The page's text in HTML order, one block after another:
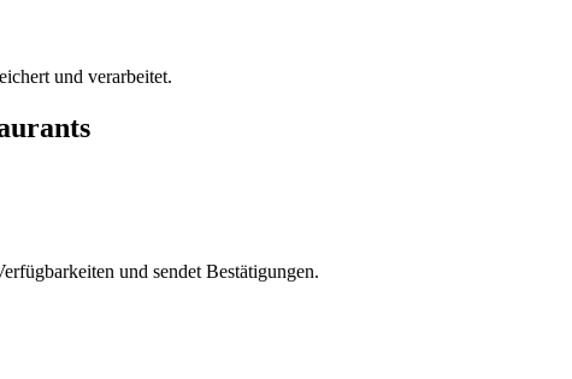
und verarbeitet.
und sendet Bestätigungen.